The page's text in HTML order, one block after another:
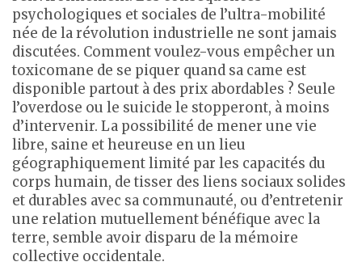
psychologiques et sociales de l’ultra-mobilité
née de la révolution industrielle ne sont jamais
discutées. Comment voulez-vous empêcher un
toxicomane de se piquer quand sa came est
disponible partout à des prix abordables ? Seule
l’overdose ou le suicide le stopperont, à moins
d’intervenir. La possibilité de mener une vie
libre, saine et heureuse en un lieu
géographiquement limité par les capacités du
corps humain, de tisser des liens sociaux solides
et durables avec sa communauté, ou d’entretenir
une relation mutuellement bénéfique avec la
terre, semble avoir disparu de la mémoire
collective occidentale.